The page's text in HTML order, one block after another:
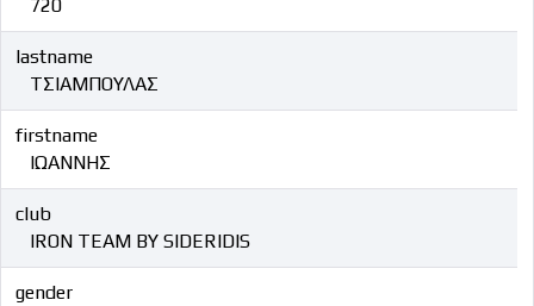
720
lastname
ΤΣΙΑΜΠΟΥΛΑΣ
firstname
ΙΩΑΝΝΗΣ
club
IRON TEAM BY SIDERIDIS
gender